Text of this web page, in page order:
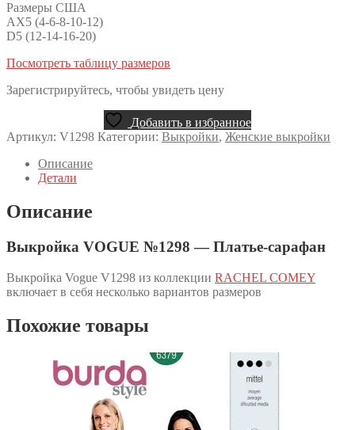
Размеры США
AX5 (4-6-8-10-12)
D5 (12-14-16-20)
Посмотреть таблицу размеров
Зарегистрируйтесь, чтобы увидеть цену
Добавить в избранное
Артикул: V1298 Категории: Выкройки, Женские выкройки
Описание
Детали
Описание
Выкройка VOGUE №1298 — Платье-сарафан
Выкройка Vogue V1298 из коллекции RACHEL COMEY
включает в себя несколько вариантов размеров
Похожие товары